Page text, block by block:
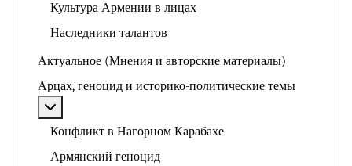
Культура Армении в лицах
Наследники талантов
Актуальное (Мнения и авторские материалы)
Арцах, геноцид и историко-политические темы
Конфликт в Нагорном Карабахе
Армянский геноцид